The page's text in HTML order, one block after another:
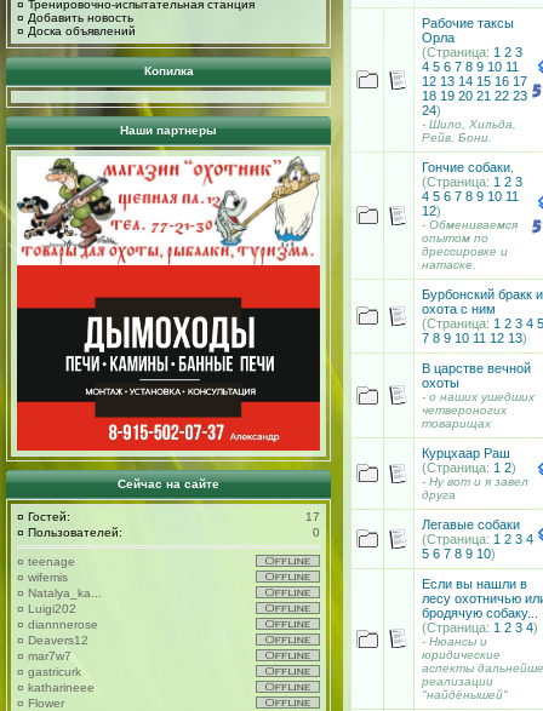
¤ Тренировочно-испытательная станция
¤ Добавить новость
¤ Доска объявлений
Копилка
Наши партнеры
Сейчас на сайте
¤ Гостей:
17
¤ Пользователей: 0
¤ teenage
¤ wifemis
¤ Natalya_ka...
¤ Luigi202
¤ diannnerose
¤ Deavers12
¤ mar7w7
¤ gastricurk
¤ katharineee
¤ Flower
Рабочие таксы
Орла
(Страница: 1 2 3
4 5 6 7 8 9 10 11
12 13 14 15 16 17
18 19 20 21 22 23
24)
- Шило, Хильда,
Рейв, Бони.
Гончие собаки.
(Страница: 1 2 3
4 5 6 7 8 9 10 11
12)
- Обмениваемся
опытом по
дрессировке и
натаске.
Бурбонский бракк и
охота с ним
(Страница: 1 2 3 4 5
7 8 9 10 11 12 13)
В царстве вечной
охоты
- о наших ушедших
четвероногих
товарищах
Курцхаар Раш
(Страница: 1 2)
- Ну вот и я завел
друга
Легавые собаки
(Страница: 1 2 3 4
5 6 7 8 9 10)
Если вы нашли в
лесу охотничью
бродячую собаку...
(Страница: 1 2 3 4)
- Нюансы и
юридические
аспекты
реализации
"найдёнышей"